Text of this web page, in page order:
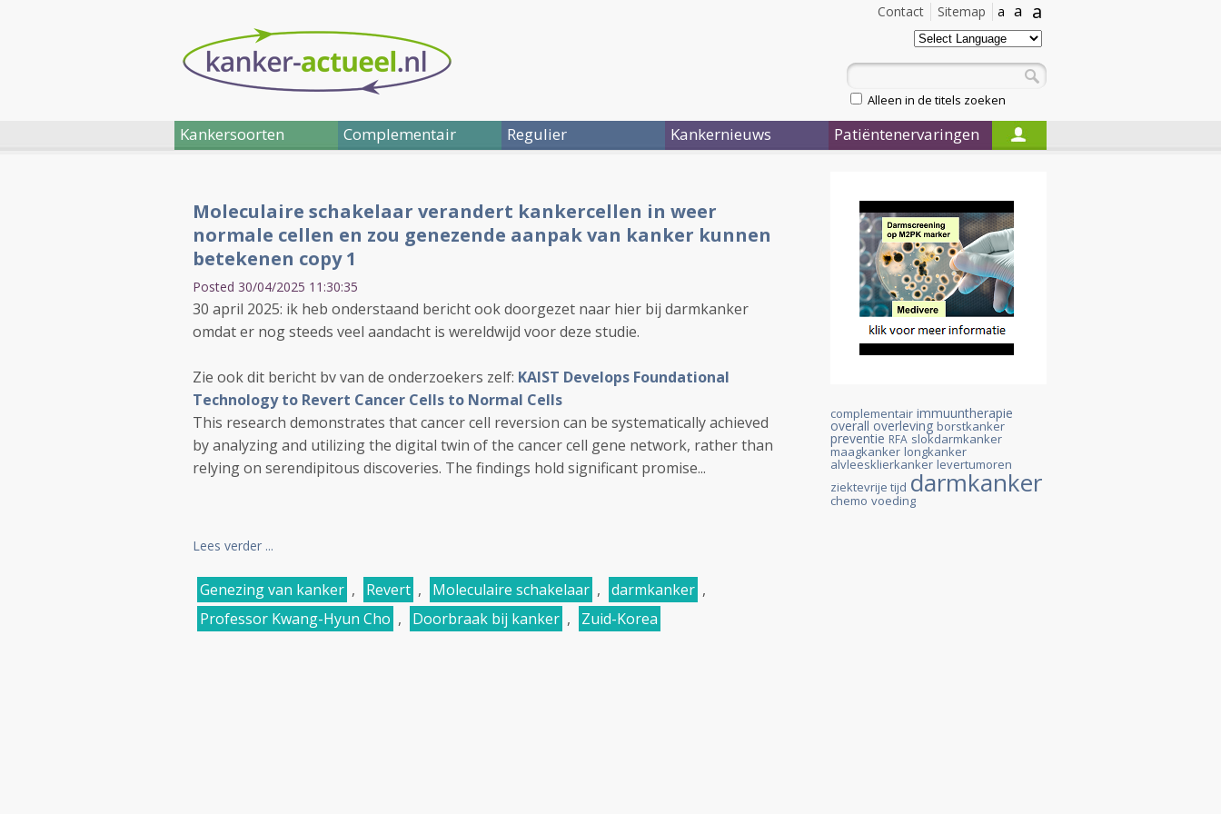
a
a
a
Sitemap
Contact
Alleen in de titels zoeken
Kankersoorten Complementair Regulier Kankernieuws Patiëntenervaringen
Moleculaire schakelaar verandert kankercellen in weer
normale cellen en zou genezende aanpak van kanker kunnen
betekenen copy 1
Posted 30/04/2025 11:30:35
30 april 2025: ik heb onderstaand bericht ook doorgezet naar hier bij darmkanker
omdat er nog steeds veel aandacht is wereldwijd voor deze studie.
Zie ook dit bericht bv van de onderzoekers zelf: KAIST Develops Foundational
Technology to Revert Cancer Cells to Normal Cells​
This research demonstrates that cancer cell reversion can be systematically achieved
by analyzing and utilizing the digital twin of the cancer cell gene network, rather than
relying on serendipitous discoveries. The findings hold significant promise...
Lees verder ...
Genezing van kanker , Revert , Moleculaire schakelaar , darmkanker ,
Professor Kwang-Hyun Cho , Doorbraak bij kanker , Zuid-Korea
complementair immuuntherapie
overall overleving borstkanker
preventie RFA slokdarmkanker
maagkanker longkanker
alvleesklierkanker levertumoren
ziektevrije tijd darmkanker
chemo voeding